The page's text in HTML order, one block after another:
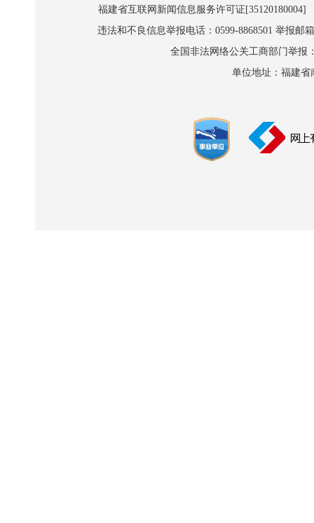
福建省互联网新闻信息服务许可证
违法和不良信息举报电话：0599-8868501 举报邮
全国非法网络公关工商部门举报
单位地址：福建省